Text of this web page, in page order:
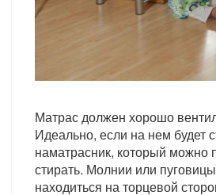
Матрас должен хорошо
Идеально, если на нем будет
наматрасник, который можно
стирать. Молнии или
находиться на торцевой